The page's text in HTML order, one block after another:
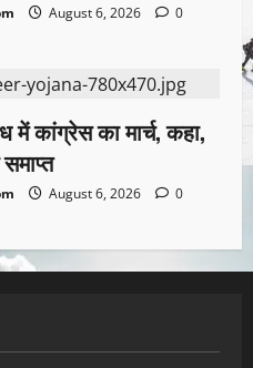
August 6, 2026
0
में कांग्रेस का मार्च, कहा,
August 6, 2026
0